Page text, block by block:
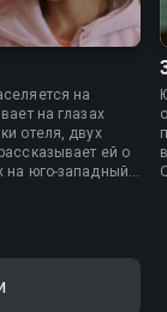
на
на глазах
отеля, двух
ей о
на юго-западный